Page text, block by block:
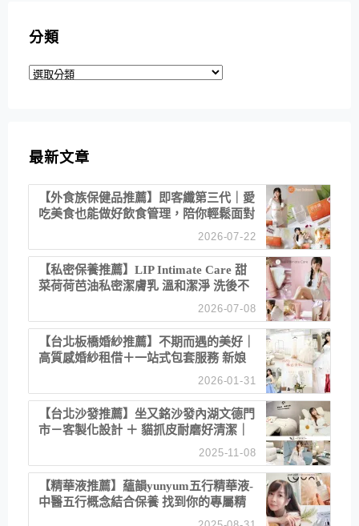
分類
分
最新文章
【外食族保健品推薦】即客纖第三代｜愛
吃美食也能做好飲食管理，陪你輕鬆面對
2026-07-22
【私密保養推薦】LIP Intimate Care 甜
菜荷荷芭油私密潔膚乳 溫和潔淨 洗後不
2026-07-08
【台北板橋婚紗推薦】不期而遇的美好｜
高質感婚紗租借＋一站式包套服務 新娘
2026-01-31
【台北沙發推薦】坐又銘沙發內湖文德門
市－客製化設計 ＋ 貓抓皮耐磨好清潔｜
直營直銷、價格透明 高CP值打造夢想
居家風格
2025-11-08
【精華液推薦】蘊韻yunyum五行精華液-
中醫五行概念結合保養 找到你的專屬精
華！ 水㊀土㊀就選「潤・賦精華」維持